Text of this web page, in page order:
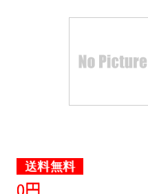
送料無料
0円